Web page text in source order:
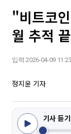
"비트코
월 추적
입력 2026-04-09 11:23
정지윤 기자
기사 듣기